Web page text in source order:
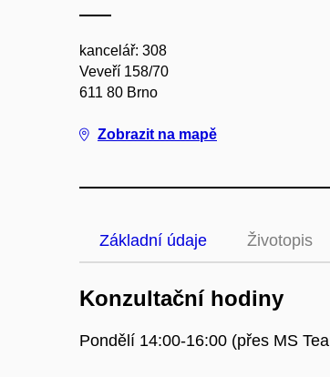
kancelář: 308
Veveří 158/70
611 80 Brno
Zobrazit na mapě
Základní údaje Životopis
Konzultační hodiny
Pondělí 14:00-16:00 (přes MS